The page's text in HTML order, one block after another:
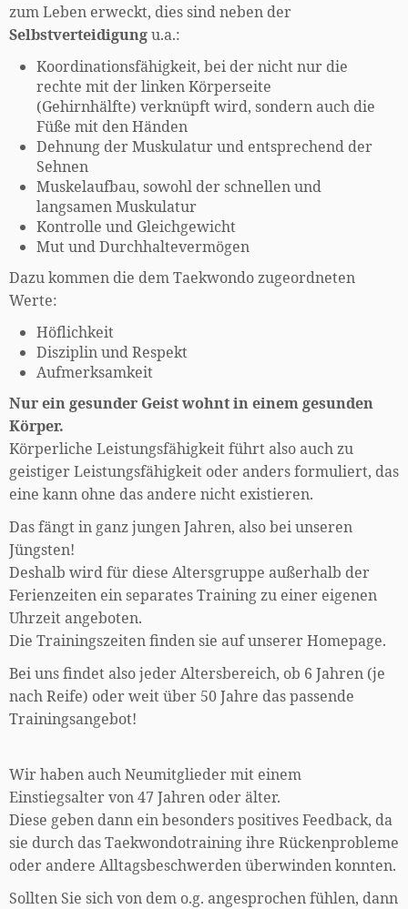
zum Leben erweckt, dies sind neben der
Selbstverteidigungu.a.:
Koordinationsfähigkeit, bei der nicht nur die
rechte mit der linken Körperseite
(Gehirnhälfte) verknüpft wird, sondern auch die
Füße mit den Händen
Dehnung der Muskulatur und entsprechend der
Sehnen
Muskelaufbau, sowohl der schnellen und
langsamen Muskulatur
Kontrolle und Gleichgewicht
Mut und Durchhaltevermögen
Dazu kommen die dem Taekwondo zugeordneten
Werte:
Höflichkeit
Disziplin und Respekt
Aufmerksamkeit
Nur ein gesunder Geist wohnt in einem gesunden
Körper.
Körperliche Leistungsfähigkeit führt also auch zu
geistiger Leistungsfähigkeit oder anders formuliert, das
eine kann ohne das andere nicht existieren.
Das fängt in ganz jungen Jahren, also bei unseren
Jüngsten!
Deshalb wird für diese Altersgruppe außerhalb der
Ferienzeiten ein separates Training zu einer eigenen
Uhrzeit angeboten.
Die Trainingszeiten finden sie auf unserer Homepage.
Bei uns findet also jeder Altersbereich, ob 6 Jahren (je
nach Reife) oder weit über 50 Jahre das passende
Trainingsangebot!
Wir haben auch Neumitglieder mit einem
Einstiegsalter von 47 Jahren oder älter.
Diese geben dann ein besonders positives Feedback, da
sie durch das Taekwondotraining ihre Rückenprobleme
oder andere Alltagsbeschwerden überwinden konnten.
Sollten Sie sich von dem o.g. angesprochen fühlen, dann